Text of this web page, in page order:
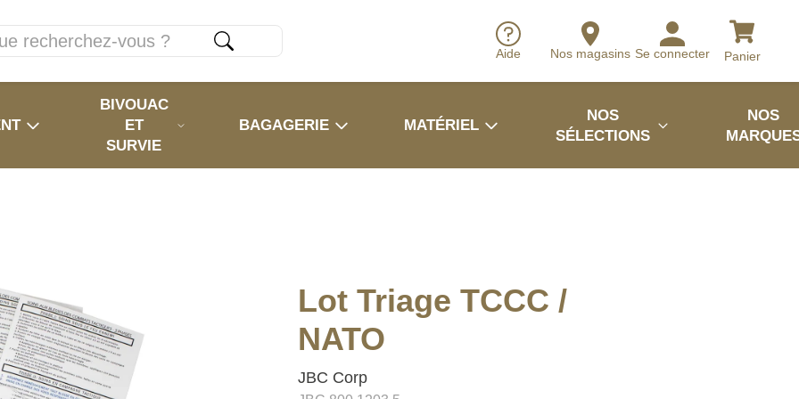
Aide Nos magasins Se connecter Panier
BIVOUAC
ET
SURVIE
BAGAGERIE MATÉRIEL
NOS
SÉLECTIONS
NOS
Lot Triage TCCC /
NATO
JBC Corp